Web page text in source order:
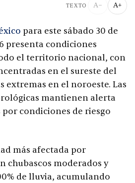
TEXTO A− A+
para este sábado 30 de
presenta condiciones
el territorio nacional, con
en el sureste del
extremas en el noroeste. Las
mantienen alerta
condiciones de riesgo
más afectada por
chubascos moderados y
de lluvia, acumulando